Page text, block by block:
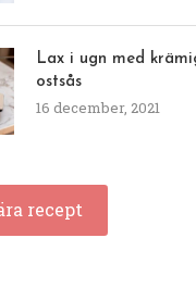
Lax i ugn med
ostsås
16 december, 2021
recept